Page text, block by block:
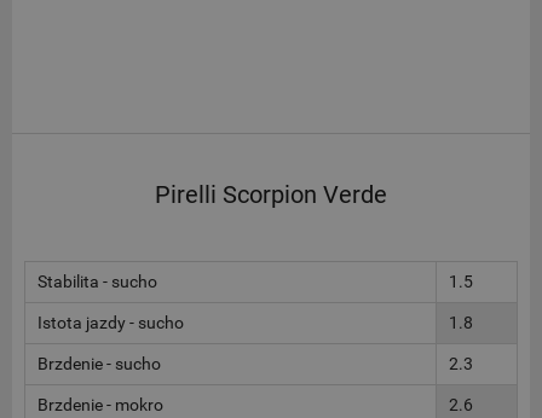
Pirelli Scorpion Verde
Stabilita - sucho 1.5
Istota jazdy - sucho 1.8
Brzdenie - sucho 2.3
Brzdenie - mokro 2.6